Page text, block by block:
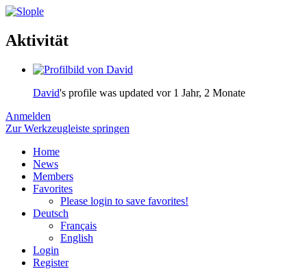
Aktivität
David's profile was updated vor 1 Jahr, 2 Monate
Anmelden
Zur Werkzeugleiste springen
Home
News
Members
Favorites
Please login to save favorites!
Deutsch
Français
English
Login
Register